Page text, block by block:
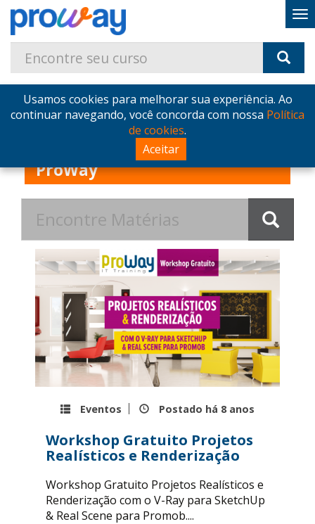
Usamos cookies para melhorar sua experiência. Ao
continuar navegando, você concorda com nossa Política
de cookies.
Aceitar
Home Blog Postagens de Quarta, 07 de Março de 2018
Postagens de Quarta, 07 de
Março de 2018 no Blog -
ProWay
Eventos Postado há 8 anos
Workshop Gratuito Projetos
Realísticos e Renderização
Workshop Gratuito Projetos Realísticos e
Renderização com o V-Ray para SketchUp
& Real Scene para Promob....